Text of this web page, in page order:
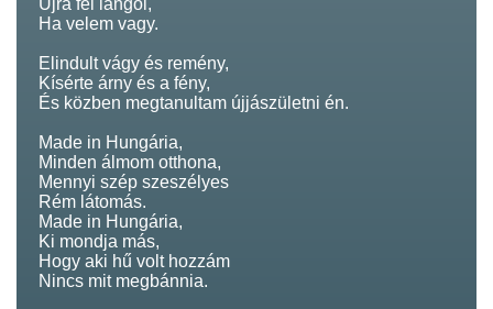
Ha velem vagy.
Elindult vágy és remény,
Kísérte árny és a fény,
És közben megtanultam újjászületni én.
Made in Hungária,
Minden álmom otthona,
Mennyi szép szeszélyes
Rém látomás.
Made in Hungária,
Ki mondja más,
Hogy aki hű volt hozzám
Nincs mit megbánnia.